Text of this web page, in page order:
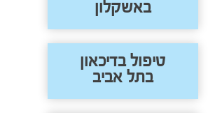
באשקלון
טיפול בדיכאון
בתל אביב